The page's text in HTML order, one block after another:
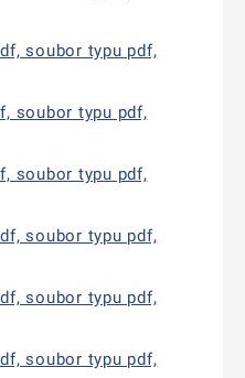
soubor typu pdf,
soubor typu pdf,
soubor typu pdf,
soubor typu pdf,
soubor typu pdf,
soubor typu pdf,